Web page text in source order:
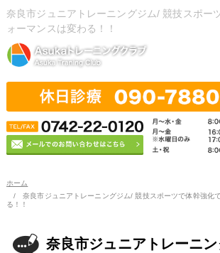
奈良市ジュニアトレーニングジム/ 競技スポー
ォーマンスは変わる！！
ホーム
奈良市ジュニアトレーニングジム/ 競技スポーツで体幹強化
る！！
奈良市ジュニアトレーニ